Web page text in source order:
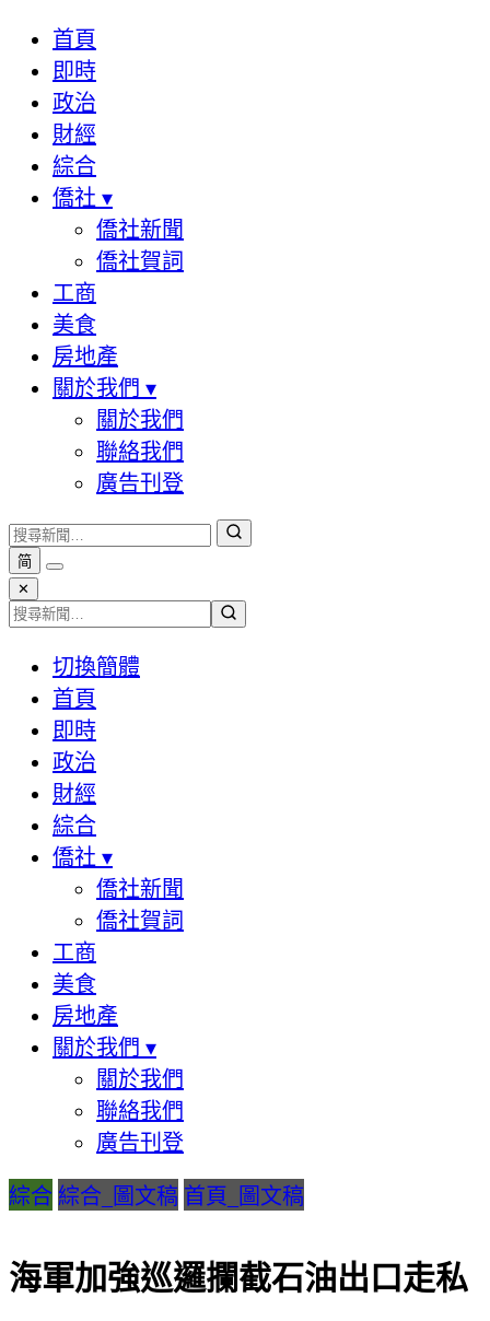
首頁
即時
政治
財經
綜合
僑社 ▾
僑社新聞
僑社賀詞
工商
美食
房地產
關於我們 ▾
關於我們
聯絡我們
廣告刊登
简
✕
切換簡體
首頁
即時
政治
財經
綜合
僑社 ▾
僑社新聞
僑社賀詞
工商
美食
房地產
關於我們 ▾
關於我們
聯絡我們
廣告刊登
綜合 綜合_圖文稿 首頁_圖文稿
海軍加強巡邏攔截石油出口走私